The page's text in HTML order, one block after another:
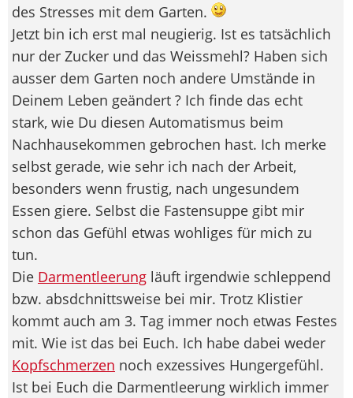
des Stresses mit dem Garten.
Jetzt bin ich erst mal neugierig. Ist es tatsächlich
nur der Zucker und das Weissmehl? Haben sich
ausser dem Garten noch andere Umstände in
Deinem Leben geändert ? Ich finde das echt
stark, wie Du diesen Automatismus beim
Nachhausekommen gebrochen hast. Ich merke
selbst gerade, wie sehr ich nach der Arbeit,
besonders wenn frustig, nach ungesundem
Essen giere. Selbst die Fastensuppe gibt mir
schon das Gefühl etwas wohliges für mich zu
tun.
Die Darmentleerung läuft irgendwie schleppend
bzw. absdchnittsweise bei mir. Trotz Klistier
kommt auch am 3. Tag immer noch etwas Festes
mit. Wie ist das bei Euch. Ich habe dabei weder
Kopfschmerzen noch exzessives Hungergefühl.
Ist bei Euch die Darmentleerung wirklich immer